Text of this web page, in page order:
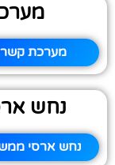
מערכת
נחש
נחש ארסי